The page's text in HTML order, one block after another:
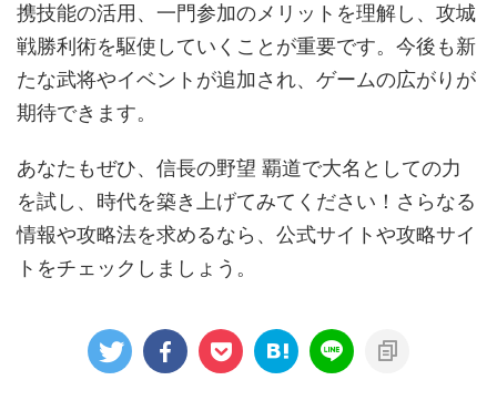
携技能の活用、一門参加のメリットを理解し、攻城
戦勝利術を駆使していくことが重要です。今後も新
たな武将やイベントが追加され、ゲームの広がりが
期待できます。
あなたもぜひ、信長の野望 覇道で大名としての力
を試し、時代を築き上げてみてください！さらなる
情報や攻略法を求めるなら、公式サイトや攻略サイ
トをチェックしましょう。